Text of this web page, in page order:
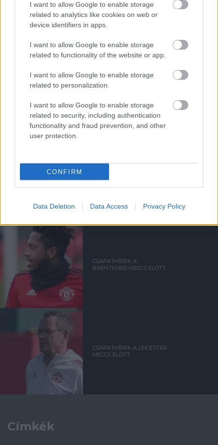
I want to allow Google to enable storage
related to analytics like cookies on web or
device identifiers in apps.
I want to allow Google to enable storage
related to functionality of the website or app.
I want to allow Google to enable storage
related to personalization.
I want to allow Google to enable storage
related to security, including authentication
functionality and fraud prevention, and other
user protection.
CONFIRM
Data Deletion Data Access Privacy Policy
Kapcsolódó hírek
EDINSON CAVANI
CAVANI TELJES
TÁMOGATÁSÉRT
CSAPATHÍREK A
BRENTFORD MECCS ELŐTT
CSAPATHÍREK A LEICESTER
MECCS ELŐTT
Címkék